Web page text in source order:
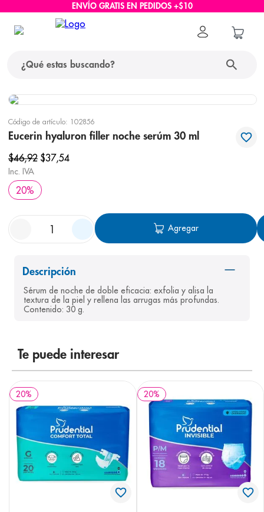
ENVÍO GRATIS EN PEDIDOS +$10
Código de artículo: 102856
Eucerin hyaluron filler noche serúm 30 ml
$46,92 $37,54
Inc. IVA
20%
Agregar
Descripción
Sérum de noche de doble eficacia: exfolia y alisa la
textura de la piel y rellena las arrugas más profundas.
Contenido: 30 g.
Te puede interesar
20% 20%
términos más buscados
1. protector solar
2. pañales
3.
4. cerave
5. nivea
shampoo
8. pediasure
9. panolini